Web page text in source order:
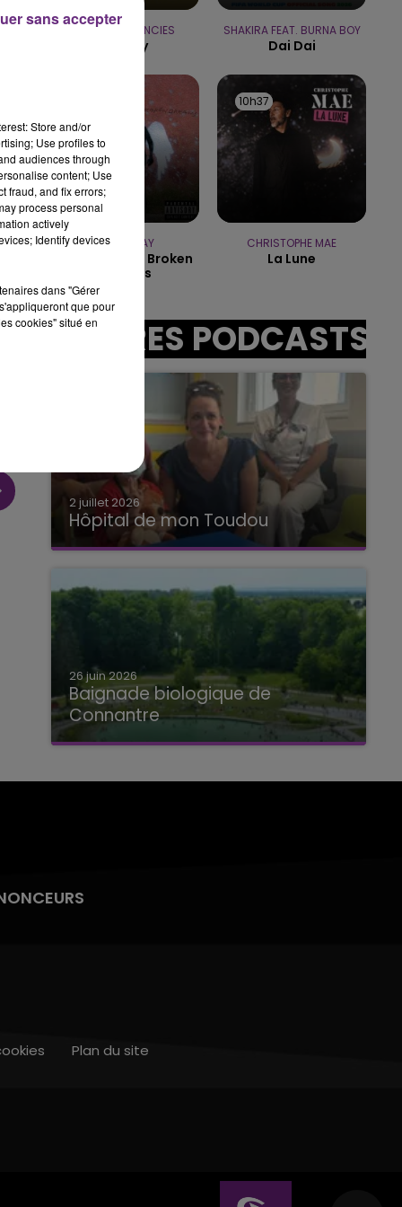
15h00 - 19h00
LE CLUB CHAMPAGNE FM
LOST FREQUENCIES
Reality
SHAKIRA FEAT. BURNA BOY
Dai Dai
GREEN DAY
Boulevard Of Broken
Dreams
10h37
10h37
CHRISTOPHE MAE
La Lune
AUTRES PODCASTS
2 juillet 2026
Hôpital de mon Toudou
Hôpital de mon Toudou
26 juin 2026
Baignade biologique de
Connantre
Baignade biologique de Connantre
Plan du site
Store and/or
Use profiles to
audiences through
content; Use
fraud, and fix errors;
process personal
actively
Identify devices
dans "Gérer
que pour
cookies" situé en
sans accepter